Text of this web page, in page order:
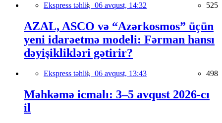
Ekspress təhlil, 06 avqust, 14:32 525
AZAL, ASCO və “Azərkosmos” üçün
yeni idarəetmə modeli: Fərman hansı
dəyişiklikləri gətirir?
Ekspress təhlil, 06 avqust, 13:43 498
Məhkəmə icmalı: 3–5 avqust 2026-cı
il